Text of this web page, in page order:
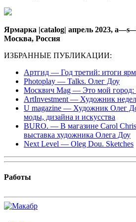
Ярмарка |catalog| апрель 2023,
Москва, Россия
ИЗБРАННЫЕ ПУБЛИКАЦИИ:
Артгид — Год третий: итоги
Photoplay — Talks. Олег Доу
Москвич Mag — Это мой город:
ArtInvestment — Художник
U magazine — Художник Олег
моды, дизайна и искусства
BURO. — В магазине Carol
выставка художника Олега Доу
Next Level — Oleg Dou. Sketches
Работы